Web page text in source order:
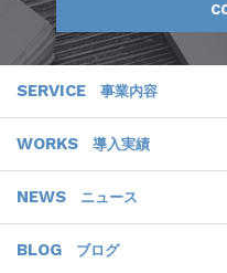
SERVICE 事業内容
WORKS 導入実績
NEWS ニュース
BLOG ブログ